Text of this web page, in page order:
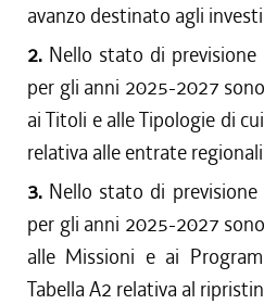
avanzo destinato agli
2. Nello stato di
per gli anni 2025-2027
ai Titoli e alle Tipologie di
relativa alle entrate
3. Nello stato di previsione
per gli anni 2025-2027
alle Missioni e ai
Tabella A2 relativa al